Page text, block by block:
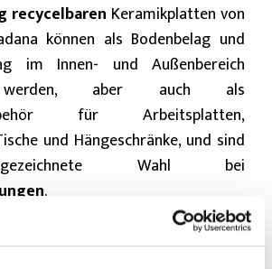
recycelbaren Keramikplatten von
können als Bodenbelag und
im Innen- und Außenbereich
werden, aber auch als
für Arbeitsplatten,
und Hängeschränke, und sind
Wahl bei
.
Casagrande